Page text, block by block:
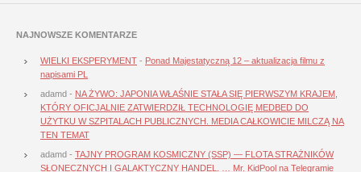
NAJNOWSZE KOMENTARZE
WIELKI EKSPERYMENT - Ponad Majestatyczną 12 – aktualizacja filmu z
napisami PL
adamd - NA ŻYWO: JAPONIA WŁAŚNIE STAŁA SIĘ PIERWSZYM KRAJEM,
KTÓRY OFICJALNIE ZATWIERDZIŁ TECHNOLOGIĘ MEDBED DO
UŻYTKU W SZPITALACH PUBLICZNYCH. MEDIA CAŁKOWICIE MILCZĄ NA
TEN TEMAT
adamd - TAJNY PROGRAM KOSMICZNY (SSP) — FLOTA STRAŻNIKÓW
SŁONECZNYCH I GALAKTYCZNY HANDEL. … Mr. KidPool na Telegramie